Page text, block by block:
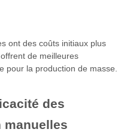
ont des coûts initiaux plus
de meilleures
pour la production de masse.
des